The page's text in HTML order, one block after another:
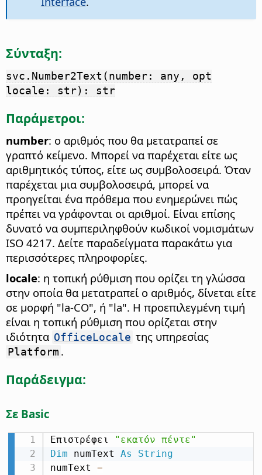
Σύνταξη:
svc.Number2Text(number: any, opt
locale: str): str
Παράμετροι:
number: ο αριθμός που θα μετατραπεί σε
γραπτό κείμενο. Μπορεί να παρέχεται είτε ως
αριθμητικός τύπος, είτε ως συμβολοσειρά. Όταν
παρέχεται μια συμβολοσειρά, μπορεί να
προηγείται ένα πρόθεμα που ενημερώνει πώς
πρέπει να γράφονται οι αριθμοί. Είναι επίσης
δυνατό να συμπεριληφθούν κωδικοί νομισμάτων
ISO 4217. Δείτε παραδείγματα παρακάτω για
περισσότερες πληροφορίες.
locale: η τοπική ρύθμιση που ορίζει τη γλώσσα
στην οποία θα μετατραπεί ο αριθμός, δίνεται είτε
σε μορφή "la-CO", ή "la". Η προεπιλεγμένη τιμή
είναι η τοπική ρύθμιση που ορίζεται στην
ιδιότητα OfficeLocale της υπηρεσίας
Platform .
Παράδειγμα:
Σε Basic
Επιστρέφει
"εκατόν πέντε"
Dim numText As
String
numText =